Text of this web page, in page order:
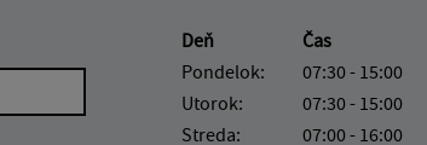
Deň
Čas
Pondelok:
07:30 - 15:00
Utorok:
07:30 - 15:00
Streda:
07:00 - 16:00